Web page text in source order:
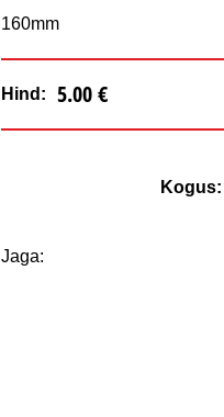
160mm
Hind: 5.00 €
Kogus:
Jaga: